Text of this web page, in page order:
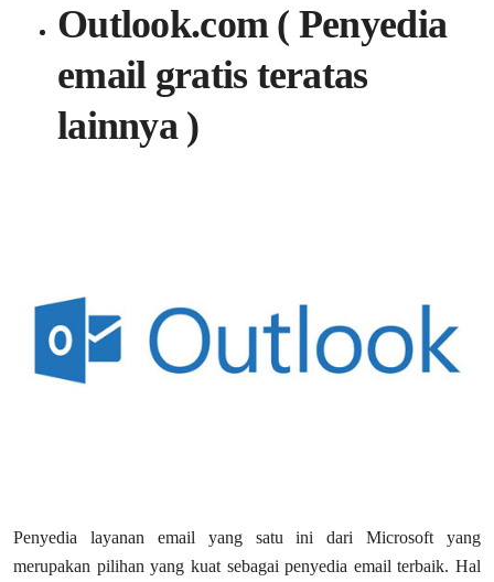
Outlook.com ( Penyedia
email gratis teratas
lainnya )
Penyedia layanan email yang satu ini dari Microsoft yang
merupakan pilihan yang kuat sebagai penyedia email terbaik. Hal